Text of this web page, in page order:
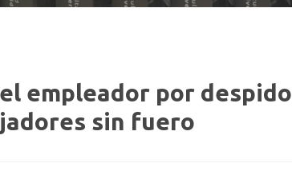
empleador por despido
sin fuero